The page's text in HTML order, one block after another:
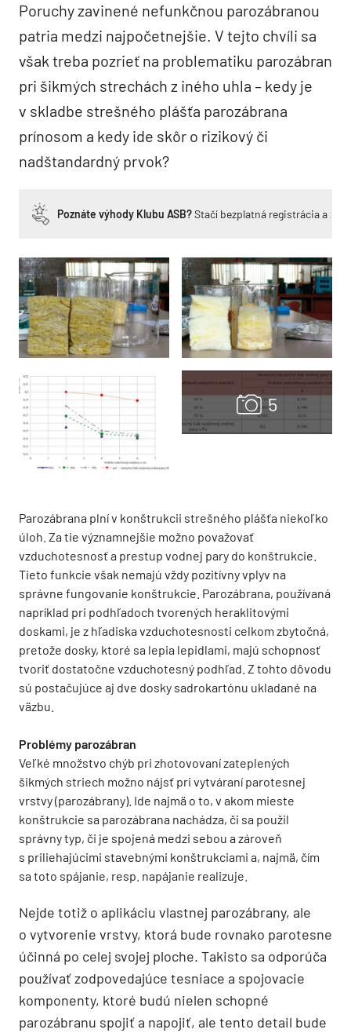
Poruchy zavinené nefunkčnou parozábranou
patria medzi najpočetnejšie. V tejto chvíli sa
však treba pozrieť na problematiku parozábran
pri šikmých strechách z iného uhla – kedy je
v skladbe strešného plášťa parozábrana
prínosom a kedy ide skôr o rizikový či
nadštandardný prvok?
Poznáte výhody Klubu ASB?Stačí bezplatná registrácia a
Parozábrana plní v konštrukcii strešného plášťa niekoľko
úloh. Za tie významnejšie možno považovať
vzduchotesnosť a prestup vodnej pary do konštrukcie.
Tieto funkcie však nemajú vždy pozitívny vplyv na
správne fungovanie konštrukcie. Parozábrana, používaná
napríklad pri podhľadoch tvorených heraklitovými
doskami, je z hľadiska vzduchotesnosti celkom zbytočná,
pretože dosky, ktoré sa lepia lepidlami, majú schopnosť
tvoriť dostatočne vzduchotesný podhľad. Z tohto dôvodu
sú postačujúce aj dve dosky sadrokartónu ukladané na
väzbu.
Problémy parozábran
Veľké množstvo chýb pri zhotovovaní zateplených
šikmých striech možno nájsť pri vytváraní parotesnej
vrstvy (parozábrany). Ide najmä o to, v akom mieste
konštrukcie sa parozábrana nachádza, či sa použil
správny typ, či je spojená medzi sebou a zároveň
s priliehajúcimi stavebnými konštrukciami a, najmä, čím
sa toto spájanie, resp. napájanie realizuje.
Nejde totiž o aplikáciu vlastnej parozábrany, ale
o vytvorenie vrstvy, ktorá bude rovnako parotesne
účinná po celej svojej ploche. Takisto sa odporúča
používať zodpovedajúce tesniace a spojovacie
komponenty, ktoré budú nielen schopné
parozábranu spojiť a napojiť, ale tento detail bude